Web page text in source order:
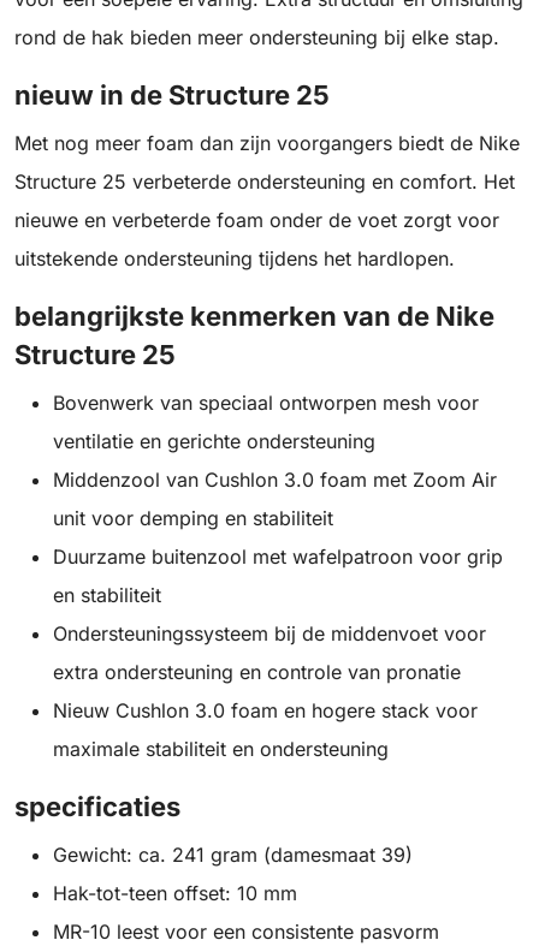
rond de hak bieden meer ondersteuning bij elke stap.
nieuw in de Structure 25
Met nog meer foam dan zijn voorgangers biedt de Nike
Structure 25 verbeterde ondersteuning en comfort. Het
nieuwe en verbeterde foam onder de voet zorgt voor
uitstekende ondersteuning tijdens het hardlopen.
belangrijkste kenmerken van de Nike
Structure 25
Bovenwerk van speciaal ontworpen mesh voor
ventilatie en gerichte ondersteuning
Middenzool van Cushlon 3.0 foam met Zoom Air
unit voor demping en stabiliteit
Duurzame buitenzool met wafelpatroon voor grip
en stabiliteit
Ondersteuningssysteem bij de middenvoet voor
extra ondersteuning en controle van pronatie
Nieuw Cushlon 3.0 foam en hogere stack voor
maximale stabiliteit en ondersteuning
specificaties
Gewicht: ca. 241 gram (damesmaat 39)
Hak-tot-teen offset: 10 mm
MR-10 leest voor een consistente pasvorm